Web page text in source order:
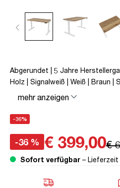
Abgerundet | 5 Jahre
Holz | Signalweiß | Weiß | Braun |
höhenverstellbar | unmontiert | Y-
80 kg | Steckertyp C | Eiche
Kollisions-Schutz | Elektrisch
mehr anzeigen
-36%
-36 % € 399,00€
Sofort verfügbar – Lieferzeit